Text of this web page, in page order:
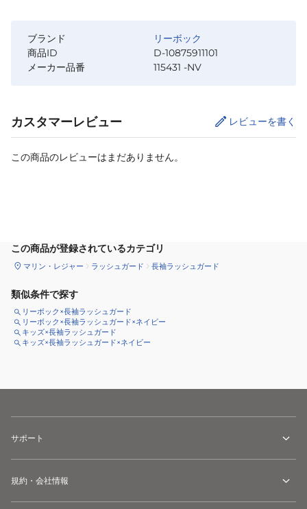
ブランド
リーボック
商品ID
D-10875911101
メーカー品番
115431 -NV
カスタマーレビュー レビューを書く
この商品のレビューはまだありません。
この商品が登録されているカテゴリ
マリン・レジャー ラッシュガード 長袖ラッシュガード
類似条件で探す
リーボック×長袖ラッシュガード
リーボック×長袖ラッシュガード×ネイビー
キッズ×長袖ラッシュガード
キッズ×長袖ラッシュガード×ネイビー
サポート
規約・会社情報